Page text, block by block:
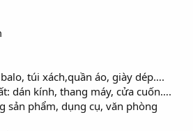
túi xách,quần áo, giày dép….
dán kính, thang máy, cửa cuốn….
sản phẩm, dụng cụ, văn phòng